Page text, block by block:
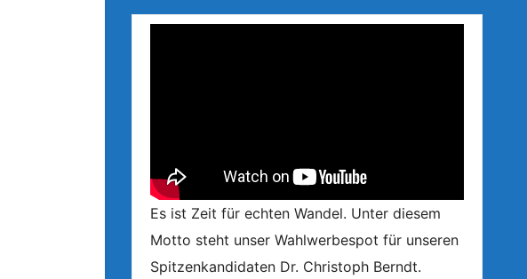
Es ist Zeit für echten Wandel. Unter diesem
Motto steht unser Wahlwerbespot für unseren
Spitzenkandidaten Dr. Christoph Berndt.